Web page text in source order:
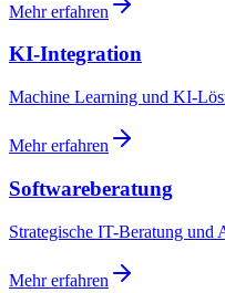
Mehr erfahren
KI-Integration
Machine Learning und KI-
Mehr erfahren
Softwareberatung
Strategische IT-Beratung und
Mehr erfahren